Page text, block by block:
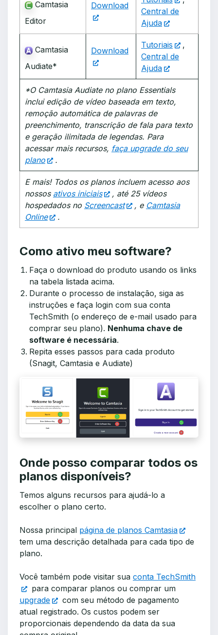
Camtasia
Editor
Download
Central de
Ajuda
Camtasia
Audiate*
Download
Tutoriais
,
Central de
Ajuda
*O Camtasia Audiate no plano Essentials
inclui edição de vídeo baseada em texto,
remoção automática de palavras de
preenchimento, transcrição de fala para texto
e geração ilimitada de legendas. Para
acessar mais recursos, faça upgrade do seu
plano
.
E mais! Todos os planos incluem acesso aos
nossos ativos iniciais
, até 25 vídeos
hospedados no Screencast , e Camtasia
Online
.
Como ativo meu software?
Faça o download do produto usando os links
na tabela listada acima.
Durante o processo de instalação, siga as
instruções e faça login com sua conta
TechSmith (o endereço de e-mail usado para
comprar seu plano). Nenhuma chave de
software é necessária.
Repita esses passos para cada produto
(Snagit, Camtasia e Audiate)
Onde posso comparar todos os
planos disponíveis?
Temos alguns recursos para ajudá-lo a
escolher o plano certo.
Nossa principal página de planos Camtasia
tem uma descrição detalhada para cada tipo de
plano.
Você também pode visitar sua conta TechSmith
para comparar planos ou comprar um
upgrade
com seu método de pagamento
atual registrado. Os custos podem ser
proporcionais dependendo da data da sua